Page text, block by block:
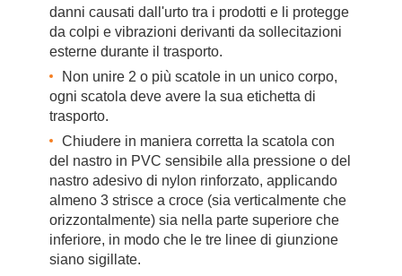
danni causati dall'urto tra i prodotti e li protegge
da colpi e vibrazioni derivanti da sollecitazioni
esterne durante il trasporto.
Non unire 2 o più scatole in un unico corpo,
ogni scatola deve avere la sua etichetta di
trasporto.
Chiudere in maniera corretta la scatola con
del nastro in PVC sensibile alla pressione o del
nastro adesivo di nylon rinforzato, applicando
almeno 3 strisce a croce (sia verticalmente che
orizzontalmente) sia nella parte superiore che
inferiore, in modo che le tre linee di giunzione
siano sigillate.